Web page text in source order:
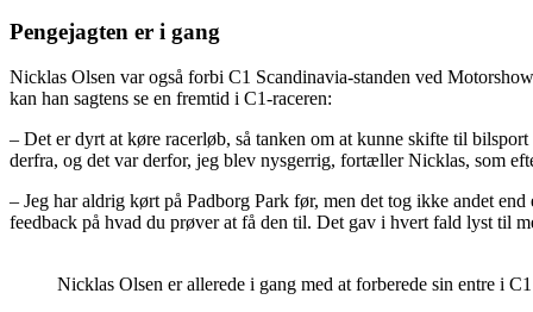
Pengejagten er i gang
Nicklas Olsen var også forbi C1 Scandinavia-standen ved
kan han sagtens se en fremtid i C1-raceren:
– Det er dyrt at køre racerløb, så tanken om at kunne skifte til
derfra, og det var derfor, jeg blev nysgerrig, fortæller Nicklas, som
– Jeg har aldrig kørt på Padborg Park før, men det tog ikke andet
feedback på hvad du prøver at få den til. Det gav i hvert fald lyst til
Nicklas Olsen er allerede i gang med at forberede sin entre i